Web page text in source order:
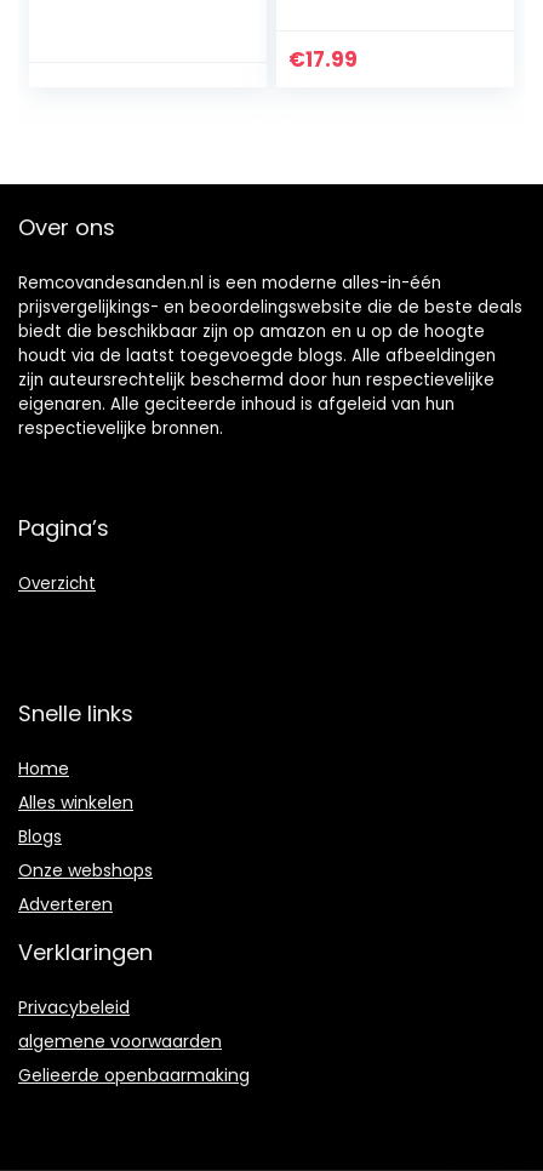
vorm zeepvorm
€17.99
Over ons
Remcovandesanden.nl is een moderne alles-in-één
prijsvergelijkings- en beoordelingswebsite die de beste deals
biedt die beschikbaar zijn op amazon en u op de hoogte
houdt via de laatst toegevoegde blogs. Alle afbeeldingen
zijn auteursrechtelijk beschermd door hun respectievelijke
eigenaren. Alle geciteerde inhoud is afgeleid van hun
respectievelijke bronnen.
Pagina’s
Overzicht
Snelle links
Home
Alles winkelen
Blogs
Onze webshops
Adverteren
Verklaringen
Privacybeleid
algemene voorwaarden
Gelieerde openbaarmaking